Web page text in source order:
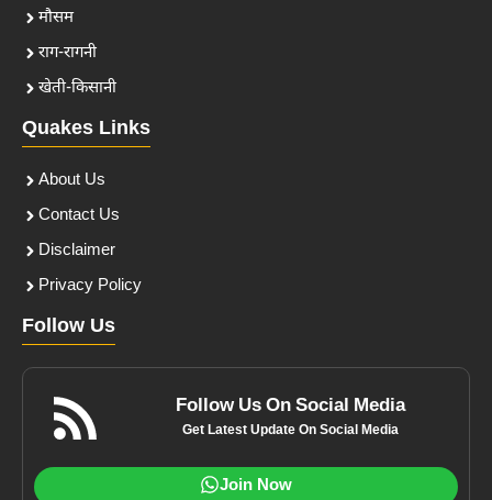
मौसम
राग-रागनी
खेती-किसानी
Quakes Links
About Us
Contact Us
Disclaimer
Privacy Policy
Follow Us
Follow Us On Social Media
Get Latest Update On Social Media
Join Now